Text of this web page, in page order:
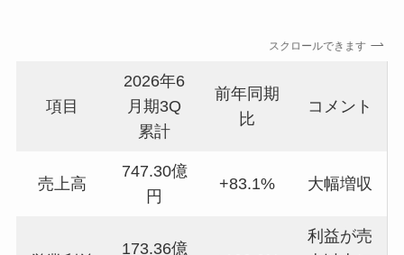
スクロールできます
項目
2026年6
月期3Q
累計
前年同期
比
コメント
売上高
747.30億
円
+83.1% 大幅増収
173.36億
利益が売